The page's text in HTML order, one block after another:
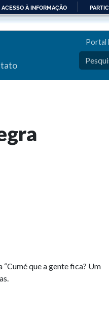
ACESSO À INFORMAÇÃO
Portal
que a gente fica? Um